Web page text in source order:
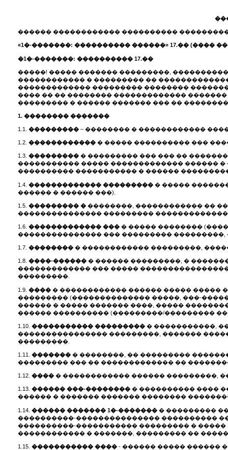
������ ������������ ����������
«1�-�������: ���������� ������» 17.�� (����
�1�-�������: ���������� 17.��
�����! ����� ������� ���������,
������������ � ��������� ��
������������� ��������� ��������
���� �� �� �������� �������������
��������� � ������ ������� ��� ��
1. �������� �������
1.1. ��������� – �������� � ������������
1.2. ������������ � ����� ���������� ���
1.3. ��������� � ��������� ��� ��� ��
����������� ����� ������������� ������
���������� ����������� � ������
1.4. ������������� ��������� � �����
������ � ������ ���).
1.5. ��������� � ��������, ������������ ��
��������������� ���������
1.6. ������������� ��� � ����� ��������
��������������� ��� ���������
1.7. �������� � ������������ ���������,
1.8. ����-������ � ������ ���������, �
������������� ��� �����
���������.
1.9. ���� � ������������ ������ ����� �����
��������� (�������������� �����, ���-
������ � ����� ������� ����, �����
������ ���������� (���������/���������
1.10. ����������� ��������� � �����������,
���������������� ���������, �������
���������.
1.11. ������� � ��������, �� ���������
��������� ��� �� ������������� ��
1.12. ���� � ������������ ������ ���������,
1.13. ������ ���-�������� � ���������� ����
������ � ������� ������� ��������
1.14. ������ ������� 1�-������� � ���������
����������-��������������� ����������
����������-����������� ��������� �
������������ � �������, ��������� �� �����
1.15. ����������� ���� - ������ ����� ������